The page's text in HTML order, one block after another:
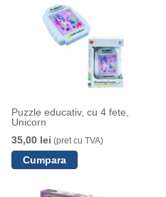
Puzzle educativ, cu 4 fete,
Unicorn
35,00 lei (pret cu TVA)